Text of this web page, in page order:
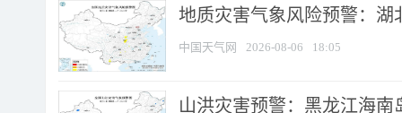
地质灾害气象风险预警：湖
中国天气网 2026-08-06 18:05
山洪灾害预警：黑龙江海